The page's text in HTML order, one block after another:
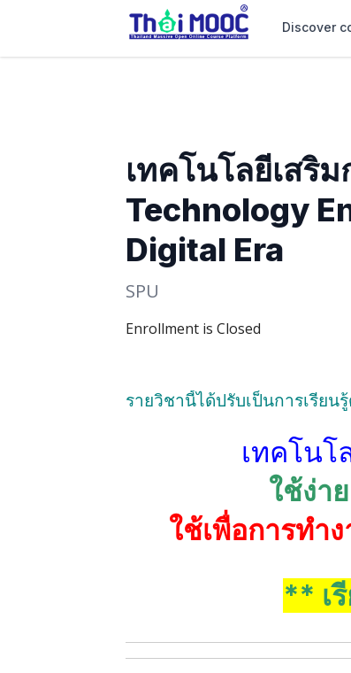
Discover
เทคโนโลยีเสริ
Technology
Digital Era
SPU
Enrollment is Closed
รายวิชานี้ได้ปรับเป็นการเรียน
เทคโนโ
ใช้ง่า
ใช้เพื่อการทำ
** เ